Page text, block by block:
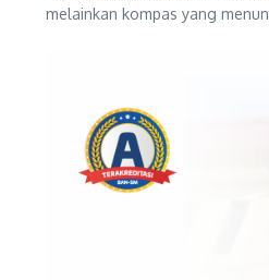
melainkan kompas yang